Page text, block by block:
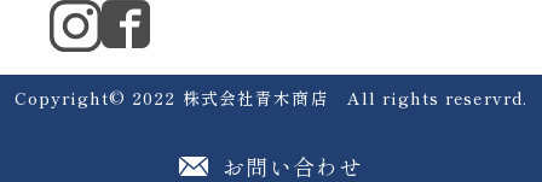
お問い合わせ
Copyright©︎ 2022 株式会社青木商店 All rights reservrd.